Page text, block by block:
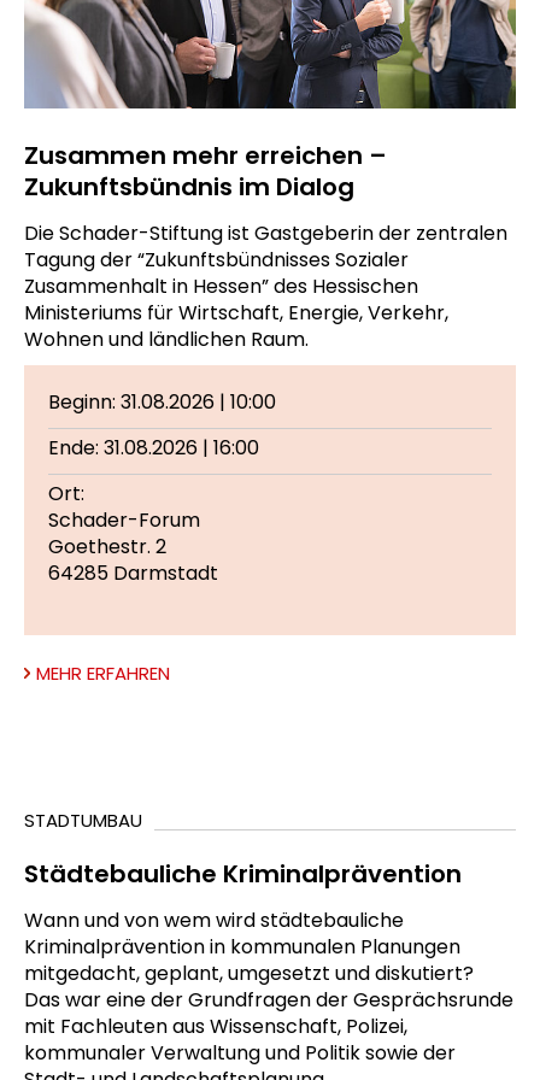
Zusammen mehr erreichen –
Zukunftsbündnis im Dialog
Die Schader-Stiftung ist Gastgeberin der zentralen
Tagung der “Zukunftsbündnisses Sozialer
Zusammenhalt in Hessen” des Hessischen
Ministeriums für Wirtschaft, Energie, Verkehr,
Wohnen und ländlichen Raum.
Beginn: 31.08.2026 | 10:00
Ende: 31.08.2026 | 16:00
Ort:
Schader-Forum
Goethestr. 2
64285 Darmstadt
MEHR ERFAHREN
STADTUMBAU
Städtebauliche Kriminalprävention
Wann und von wem wird städtebauliche
Kriminalprävention in kommunalen Planungen
mitgedacht, geplant, umgesetzt und diskutiert?
Das war eine der Grundfragen der Gesprächsrunde
mit Fachleuten aus Wissenschaft, Polizei,
kommunaler Verwaltung und Politik sowie der